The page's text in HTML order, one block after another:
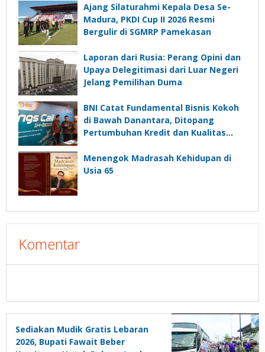
Ajang Silaturahmi Kepala Desa Se-
Madura, PKDI Cup II 2026 Resmi
Bergulir di SGMRP Pamekasan
Laporan dari Rusia: Perang Opini dan
Upaya Delegitimasi dari Luar Negeri
Jelang Pemilihan Duma
BNI Catat Fundamental Bisnis Kokoh
di Bawah Danantara, Ditopang
Pertumbuhan Kredit dan Kualitas
Menengok Madrasah Kehidupan di
Usia 65
Komentar
Sediakan Mudik Gratis Lebaran
2026, Bupati Fawait Beber